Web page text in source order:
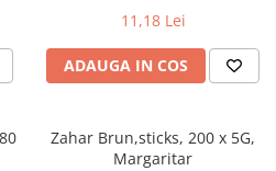
11,18 Lei
ADAUGA IN COS
Zahar Brun,sticks, 200 x 5G,
Margaritar